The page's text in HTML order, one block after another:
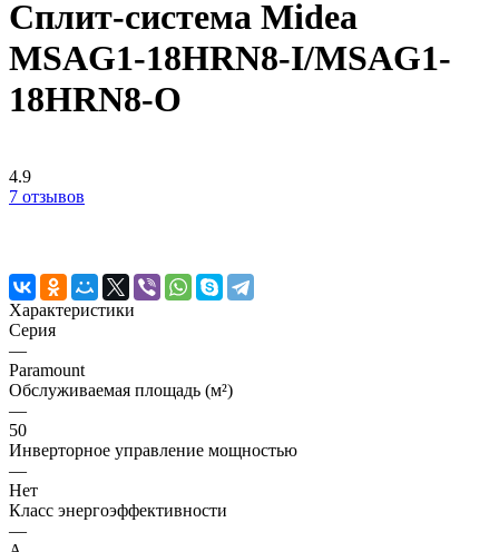
Сплит-система Midea
MSAG1-18HRN8-I/MSAG1-
18HRN8-O
4.9
7 отзывов
Характеристики
Серия
—
Paramount
Обслуживаемая площадь (м²)
—
50
Инверторное управление мощностью
—
Нет
Класс энергоэффективности
—